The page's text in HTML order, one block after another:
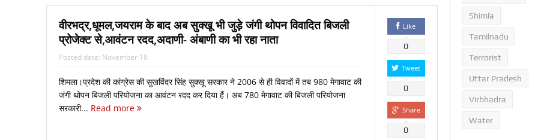
वीरभद्र,धूमल,जयराम के बाद अब सुक्‍खू भी जुड़े जंगी थोपन विवादित बिजली
प्रोजेक्‍ट से,आवंटन रदद,अदाणी- अंबाणी का भी रहा नाता
Posted date: November 18
शिमला।प्रदेश की कांग्रेस की सुखविंदर सिंह सुक्‍खू सरकार ने 2006 से ही विवादों में तब 980 मेगावाट की
जंगी थोपन बिजली परियोजना का आवंटन रदद कर दिया हैं। अब 780 मेगावाट की बिजली परियोजना
सरकारी... Read more
Like
0
Tweet
0
Share
0
Shimla
Tamilnadu
Terrorist
Uttar Pradesh
Virbhadra
Water